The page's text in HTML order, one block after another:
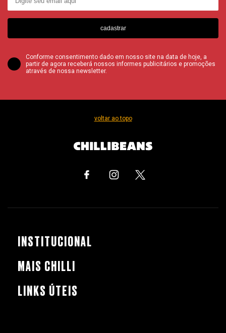
cadastrar
Conforme consentimento dado em nosso site na data de hoje, a
partir de agora receberá nossos informes publicitários e promoções
através de nossa newsletter.
voltar ao topo
INSTITUCIONAL
MAIS CHILLI
LINKS ÚTEIS